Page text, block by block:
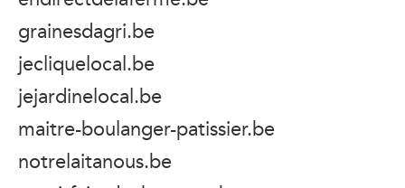
grainesdagri.be
jecliquelocal.be
jejardinelocal.be
maitre-boulanger-patissier.be
notrelaitanous.be